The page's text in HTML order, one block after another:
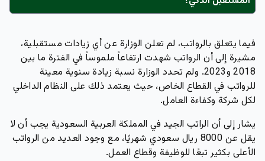
فيما يتعلق بالرواتب، لم تعلن الوزارة عن أي زيادات مستقبلية،
مشيرة إلى أن الرواتب شهدت ارتفاعاً ملموساً في الفترة ما بين
2018 و2023. ولم تحدد الوزارة نسبة زيادة سنوية معينة
للرواتب في القطاع الخاص، حيث يعتمد ذلك على النظام الداخلي
لكل شركة وكفاءة العامل.
يشار إلى أن الراتب الجيد في المملكة العربية السعودية يجب أن لا
يقل عن 8000 ريال سعودي شهريًا، مع وجود العديد من الرواتب
الأعلى بكثير تبعًا للوظيفة وقطاع العمل.